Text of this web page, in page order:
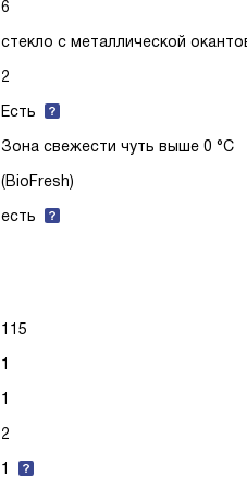
6
стекло с металлической
2
Есть
Зона свежести чуть выше 0 °С
(BioFresh)
есть
115
1
1
2
1